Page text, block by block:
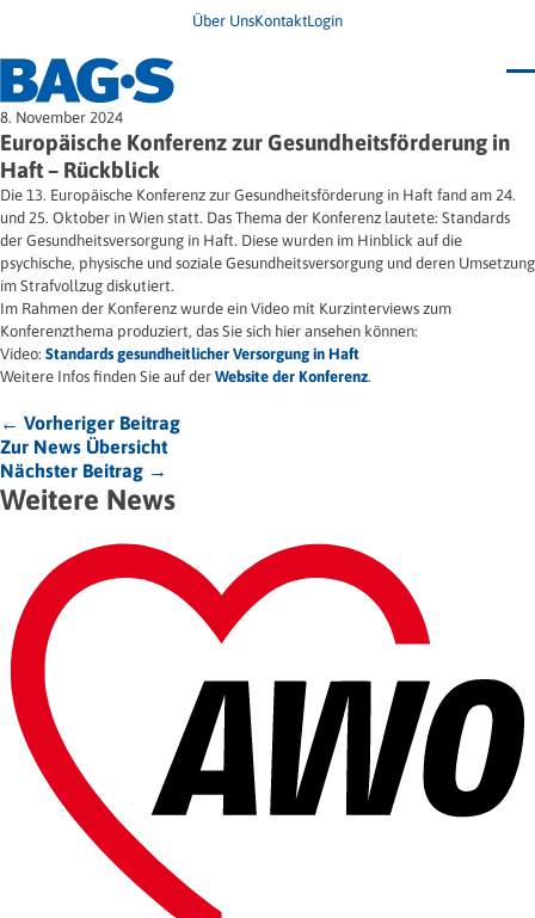
Über UnsKontaktLogin
Bundestagung 2026
Wo finde ich Hilfe?
News
Termine
Veröffentlichungen
Infodienst
Wegweiser
Jugendbroschüre
Impulse
Presse & Stellungnahmen
Newsletter
Unsere Themen
Angehörige
Ersatzfreiheitsstrafe
Freie Straffälligenhilfe
Gesundheit
Migration
Frauen
Wohnen
8. November 2024
Europäische Konferenz zur Gesundheitsförderung in
Haft – Rückblick
Die 13. Europäische Konferenz zur Gesundheitsförderung in Haft fand am 24.
und 25. Oktober in Wien statt. Das Thema der Konferenz lautete: Standards
der Gesundheitsversorgung in Haft. Diese wurden im Hinblick auf die
psychische, physische und soziale Gesundheitsversorgung und deren Umsetzung
im Strafvollzug diskutiert.
Im Rahmen der Konferenz wurde ein Video mit Kurzinterviews zum
Konferenzthema produziert, das Sie sich hier ansehen können:
Video: Standards gesundheitlicher Versorgung in Haft
Weitere Infos finden Sie auf der Website der Konferenz.
← Vorheriger Beitrag
Zur News Übersicht
Nächster Beitrag →
Weitere News